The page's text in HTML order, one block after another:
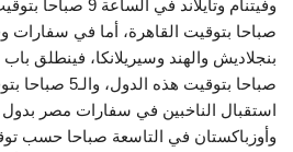
صباحا بتوقيت القاهرة، أما في سفارات
صباحا بتوقيت هذه
استقبال الناخبين في سفارات مصر
وأوزباكستان في التاسعة صباحا حسب